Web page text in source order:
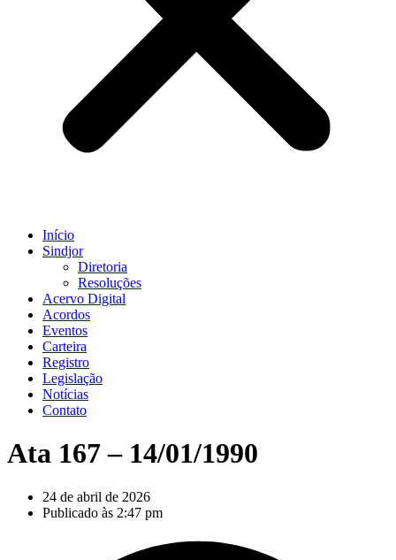
Início
Sindjor
Diretoria
Resoluções
Acervo Digital
Acordos
Eventos
Carteira
Registro
Legislação
Notícias
Contato
Ata 167 – 14/01/1990
24 de abril de 2026
Publicado às 2:47 pm